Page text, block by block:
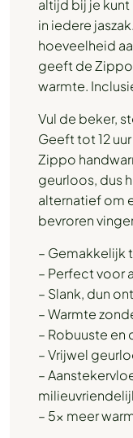
altijd bij je
in iedere
hoeveelheid
geeft de Zippo
warmte.
Vul de beker,
Geeft tot 12
Zippo
geurloos, dus
alternatief om
bevroren
– Gemakkelijk
– Perfect voor
– Slank, dun
– Warmte
– Robuuste en
– Vrijwel
–
– 5x meer